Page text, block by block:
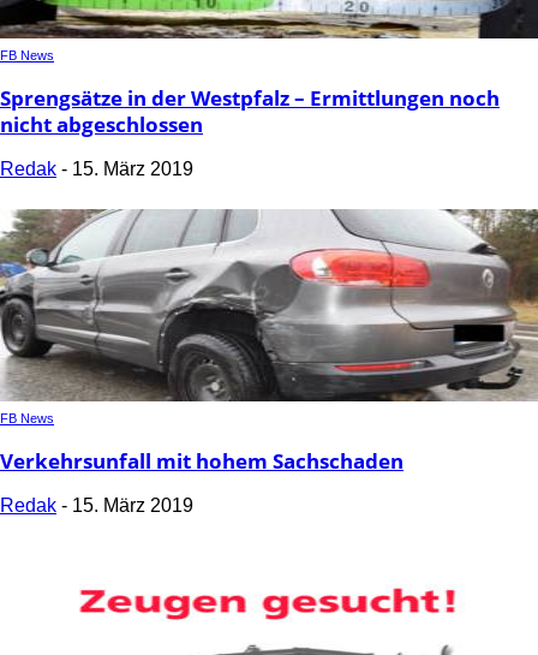
FB News
Sprengsätze in der Westpfalz – Ermittlungen noch
nicht abgeschlossen
Redak - 15. März 2019
FB News
Verkehrsunfall mit hohem Sachschaden
Redak - 15. März 2019